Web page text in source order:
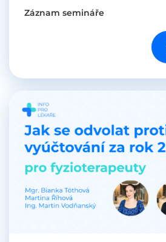
Záznam semináře